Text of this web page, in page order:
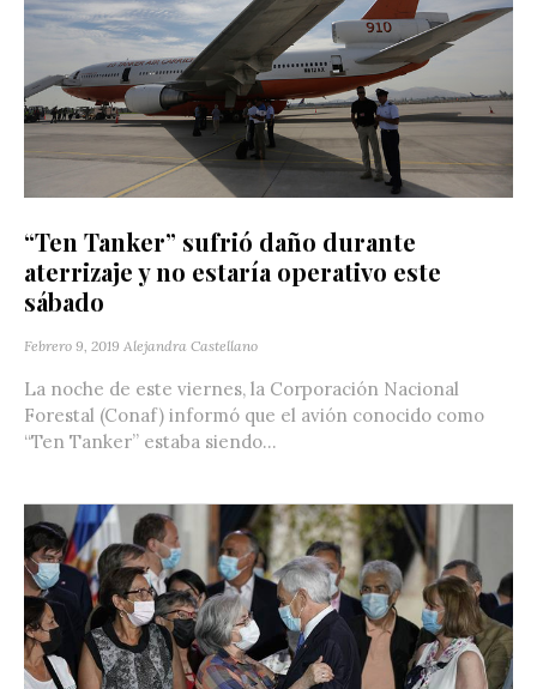
“Ten Tanker” sufrió daño durante
aterrizaje y no estaría operativo este
sábado
Febrero 9, 2019 Alejandra Castellano
La noche de este viernes, la Corporación Nacional
Forestal (Conaf) informó que el avión conocido como
“Ten Tanker” estaba siendo...